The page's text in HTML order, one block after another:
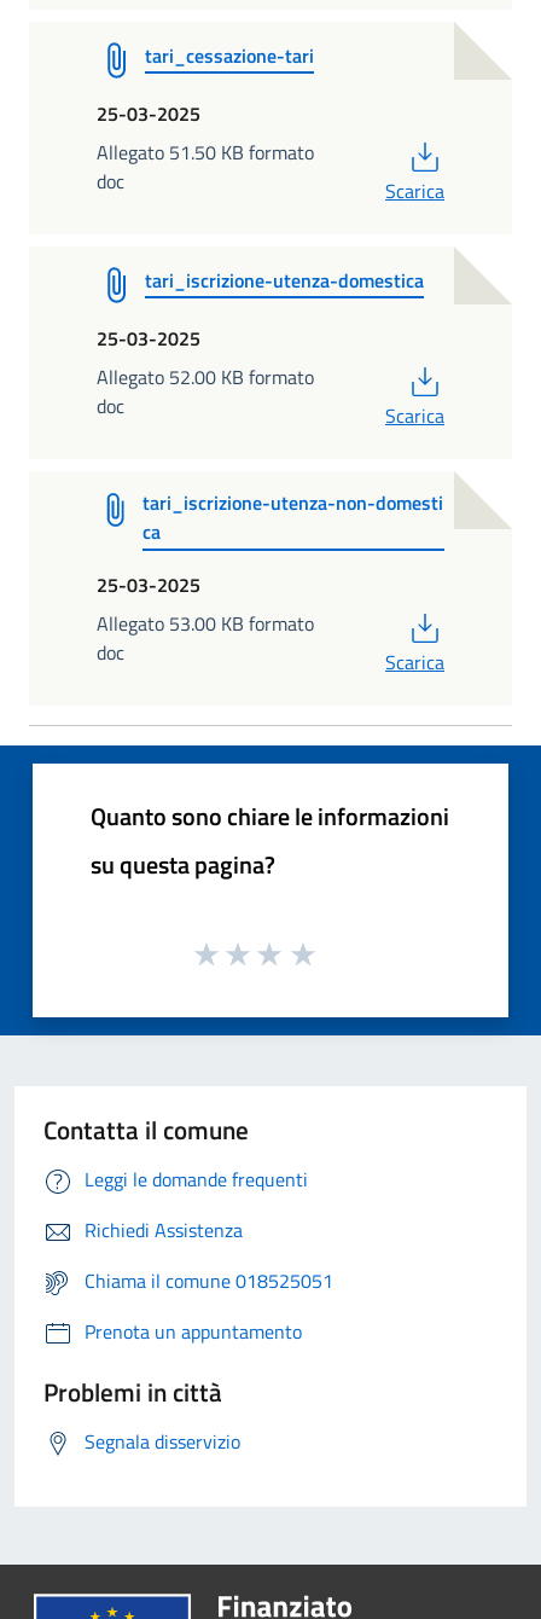
tari_cessazione-tari
25-03-2025
Allegato 51.50 KB formato
doc
Scarica
tari_iscrizione-utenza-domestica
25-03-2025
Allegato 52.00 KB formato
doc
Scarica
tari_iscrizione-utenza-non-domesti
ca
25-03-2025
Allegato 53.00 KB formato
doc
Scarica
Quanto sono chiare le informazioni
su questa pagina?
Contatta il comune
Leggi le domande frequenti
Richiedi Assistenza
Chiama il comune 018525051
Prenota un appuntamento
Problemi in città
Segnala disservizio